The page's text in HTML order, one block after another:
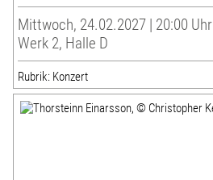
Mittwoch, 24.02.2027 | 20:00 Uhr
Werk 2, Halle D
Rubrik: Konzert